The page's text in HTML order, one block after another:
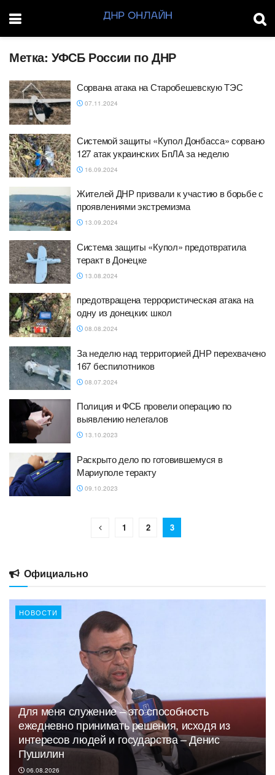
Метка:УФСБ России по ДНР
Сорвана атака на Старобешевскую ТЭС
07.11.2024
Системой защиты «Купол Донбасса» сорвано
127 атак украинских БпЛА за неделю
16.09.2024
Жителей ДНР призвали к участию в борьбе с
проявлениями экстремизма
13.09.2024
Система защиты «Купол» предотвратила
теракт в Донецке
13.08.2024
предотвращена террористическая атака на
одну из донецких школ
08.08.2024
За неделю над территорией ДНР перехвачено
167 беспилотников
08.07.2024
Полиция и ФСБ провели операцию по
выявлению нелегалов
13.10.2023
Раскрыто дело по готовившемуся в
Мариуполе теракту
09.10.2023
1 2 3
Официально
НОВОСТИ
Для меня служение – это способность
ежедневно принимать решения, исходя из
интересов людей и государства – Денис
Пушилин
06.08.2026